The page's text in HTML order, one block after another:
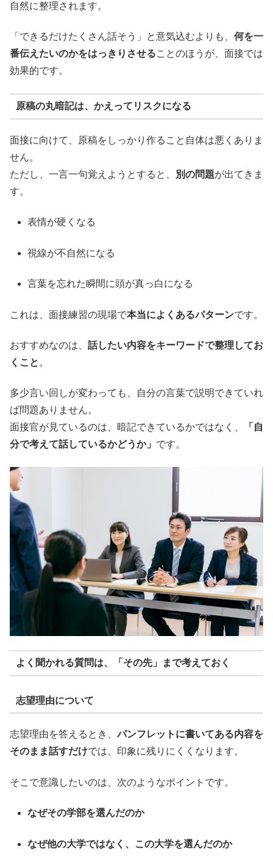
自然に整理されます。
「できるだけたくさん話そう」と意気込むよりも、 何を一
番伝えたいのかをはっきりさせることのほうが、面接では
効果的です。
原稿の丸暗記は、かえってリスクになる
面接に向けて、原稿をしっかり作ること自体は悪くありま
せん。
ただし、一言一句覚えようとすると、
別の問題が出てきま
す。
表情が硬くなる
視線が不自然になる
言葉を忘れた瞬間に頭が真っ白になる
これは、面接練習の現場で本当によくあるパターンです。
おすすめなのは、 話したい内容をキーワードで整理してお
くこと 。
多少言い回しが変わっても、自分の言葉で説明できていれ
ば問題ありません。
面接官が見ているのは、暗記できているかではなく、
「自
分で考えて話しているかどうか」 です。
よく聞かれる質問は、「その先」まで考えておく
志望理由について
志望理由を答えるとき、パンフレットに書いてある内容を
そのまま話すだけでは、印象に残りにくくなります。
そこで意識したいのは、次のようなポイントです。
なぜその学部を選んだのか
なぜ他の大学ではなく、この大学を選んだのか